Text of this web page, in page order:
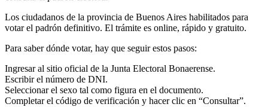
Los ciudadanos de la provincia de Buenos Aires habilitados para
votar el padrón definitivo. El trámite es online, rápido y gratuito.
Para saber dónde votar, hay que seguir estos pasos:
Ingresar al sitio oficial de la Junta Electoral Bonaerense.
Escribir el número de DNI.
Seleccionar el sexo tal como figura en el documento.
Completar el código de verificación y hacer clic en “Consultar”.